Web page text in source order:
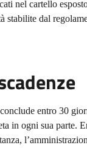
nel cartello
stabilite dal
entro 30
in ogni sua parte.